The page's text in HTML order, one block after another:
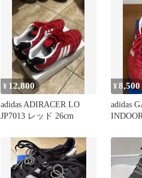
¥ 12,800
adidas ADIRACER LO
JP7013 レッド 26cm
¥8,500
adidas